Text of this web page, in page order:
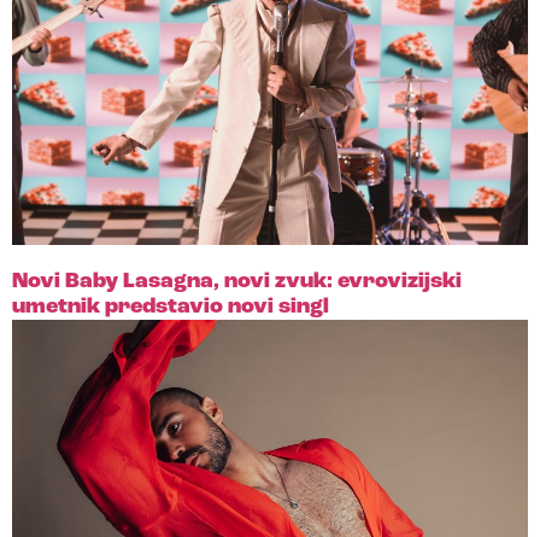
Novi Baby Lasagna, novi zvuk: evrovizijski
umetnik predstavio novi singl